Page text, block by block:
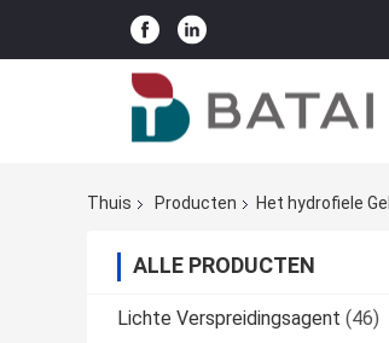
Thuis Producten Het hydrofiele
ALLE PRODUCTEN
Lichte Verspreidingsagent (46)